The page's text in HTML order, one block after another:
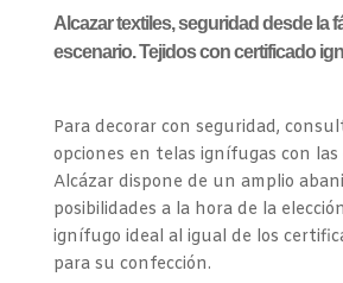
Alcazar textiles, seguridad desde la
escenario. Tejidos con certificado
Para decorar con seguridad,
opciones en telas ignífugas con
Alcázar dispone de un amplio
posibilidades a la hora de la
ignífugo ideal al igual de los
para su confección.